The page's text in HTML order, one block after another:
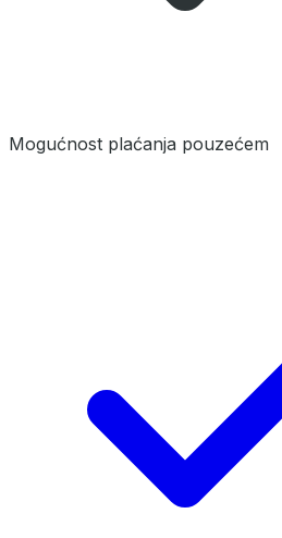
Mogućnost plaćanja pouzećem